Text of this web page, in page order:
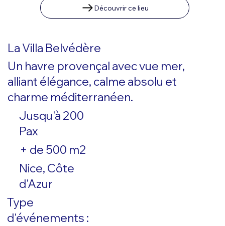
Découvrir ce lieu
La Villa Belvédère
Un havre provençal avec vue mer,
alliant élégance, calme absolu et
charme méditerranéen.
Jusqu'à 200
Pax
+ de 500 m2
Nice, Côte
d'Azur
Type
d'événements :